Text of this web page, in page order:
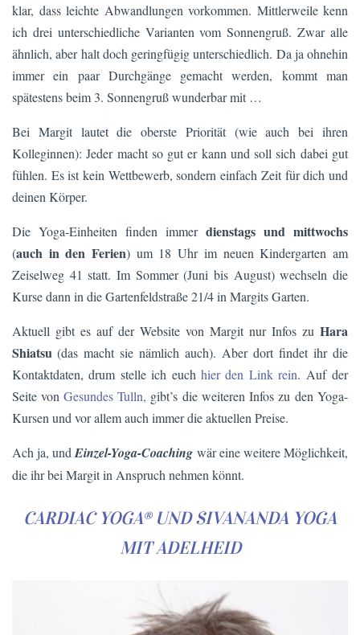
klar, dass leichte Abwandlungen vorkommen. Mittlerweile kenn
ich drei unterschiedliche Varianten vom Sonnengruß. Zwar alle
ähnlich, aber halt doch geringfügig unterschiedlich. Da ja ohnehin
immer ein paar Durchgänge gemacht werden, kommt man
spätestens beim 3. Sonnengruß wunderbar mit …
Bei Margit lautet die oberste Priorität (wie auch bei ihren
Kolleginnen): Jeder macht so gut er kann und soll sich dabei gut
fühlen. Es ist kein Wettbewerb, sondern einfach Zeit für dich und
deinen Körper.
Die Yoga-Einheiten finden immer dienstags und mittwochs
(auch in den Ferien) um 18 Uhr im neuen Kindergarten am
Zeiselweg 41 statt. Im Sommer (Juni bis August) wechseln die
Kurse dann in die Gartenfeldstraße 21/4 in Margits Garten.
Aktuell gibt es auf der Website von Margit nur Infos zu Hara
Shiatsu (das macht sie nämlich auch). Aber dort findet ihr die
Kontaktdaten, drum stelle ich euch hier den Link rein. Auf der
Seite von Gesundes Tulln, gibt’s die weiteren Infos zu den Yoga-
Kursen und vor allem auch immer die aktuellen Preise.
Ach ja, und Einzel-Yoga-Coaching wär eine weitere Möglichkeit,
die ihr bei Margit in Anspruch nehmen könnt.
CARDIAC YOGA® UND SIVANANDA YOGA
MIT ADELHEID